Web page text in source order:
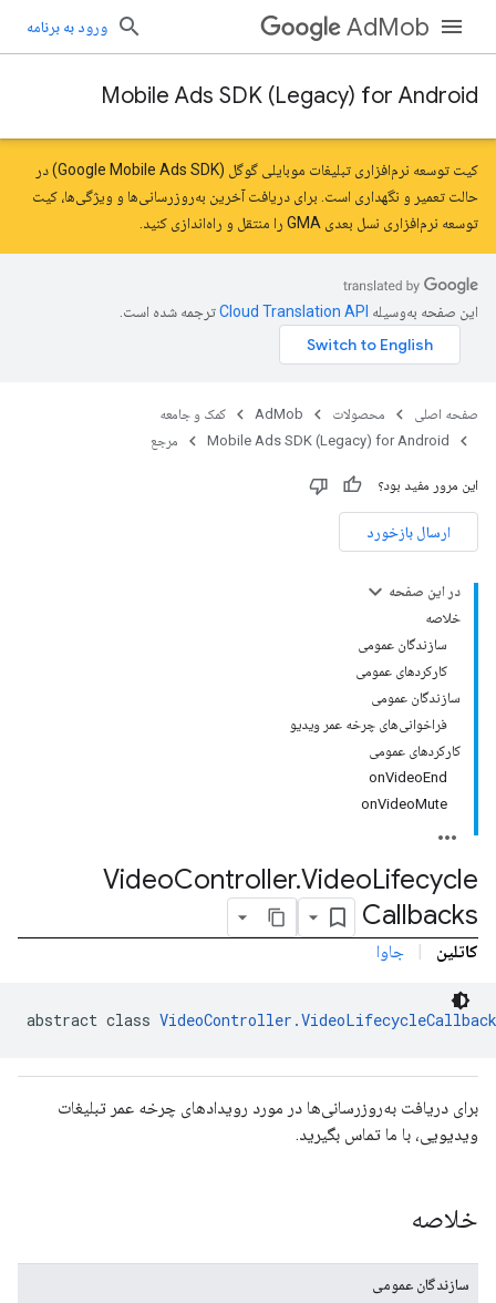
AdMob ورود به برنامه
Mobile Ads SDK (Legacy) for Android
کیت توسعه نرم‌افزاری تبلیغات موبایلی گوگل (Google Mobile Ads SDK) در
حالت تعمیر و نگهداری است. برای دریافت آخرین به‌روزرسانی‌ها و ویژگی‌ها، کیت
توسعه نرم‌افزاری نسل بعدی GMA را
منتقل و راه‌اندازی کنید.
این صفحه به‌وسیله ترجمه شده است.
صفحه اصلی محصولات AdMob
کمک و جامعه
Mobile Ads SDK (Legacy) for Android
مرجع
این مرور مفید بود؟
ارسال بازخورد
در این صفحه
خلاصه
سازندگان عمومی
کارکردهای عمومی
سازندگان عمومی
فراخوانی‌های چرخه عمر ویدیو
کارکردهای عمومی
onVideoEnd
onVideoMute
VideoController.VideoLifecycle
Callbacks
کاتلین | جاوا
abstract class
برای دریافت به‌روزرسانی‌ها در مورد رویدادهای چرخه عمر تبلیغات
ویدیویی، با ما تماس بگیرید.
خلاصه
سازندگان عمومی